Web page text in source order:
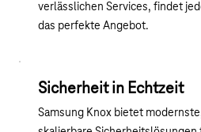
verlässlichen Services, findet
das perfekte Angebot.
Sicherheit in Echtzeit
Samsung Knox bietet